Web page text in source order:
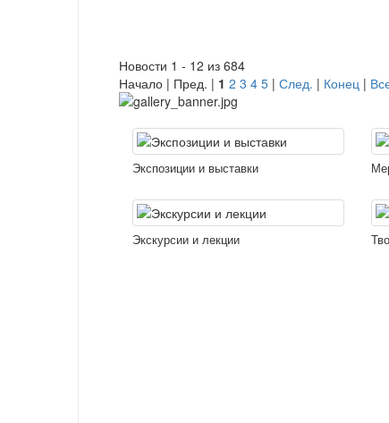
Новости 1 - 12 из 684
Начало | Пред. | 1 2 3 4 5 | След. | Конец |
Экспозиции и выставки
Экскурсии и лекции